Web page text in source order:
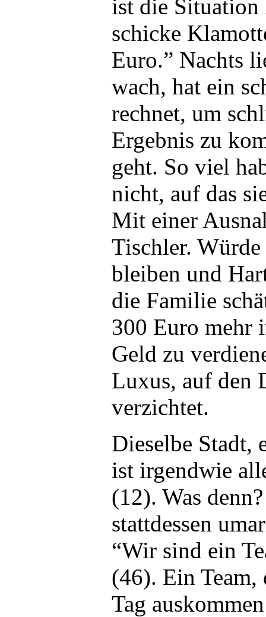
ist die Situation
schicke
Euro.” Nachts
wach, hat ein
rechnet, um
Ergebnis zu
geht. So viel
nicht, auf das
Mit einer
Tischler.
bleiben und
die Familie
300 Euro mehr
Geld zu
Luxus, auf den
verzichtet.
Dieselbe Stadt,
ist irgendwie
(12). Was
stattdessen
“Wir sind ein
(46). Ein Team,
Tag